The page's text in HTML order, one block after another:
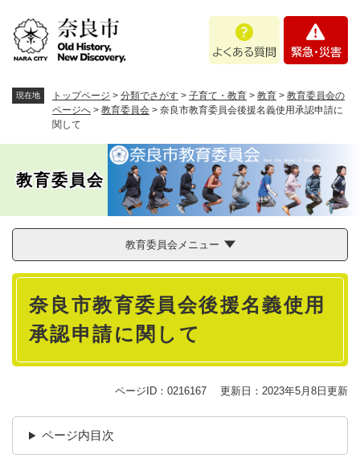
。
あ
問
・
現在地 トップページ > 分類でさがす > 子育て・教育 > 教育 > 教育委員会の
ページへ > 教育委員会 > 奈良市教育委員会後援名義使用承認申請に
関して
教育委員会
教育委員会メニュー
本
奈良市教育委員会後援名義使用
承認申請に関して
ページID：0216167 更新日：2023年5月8日更新
ページ内目次